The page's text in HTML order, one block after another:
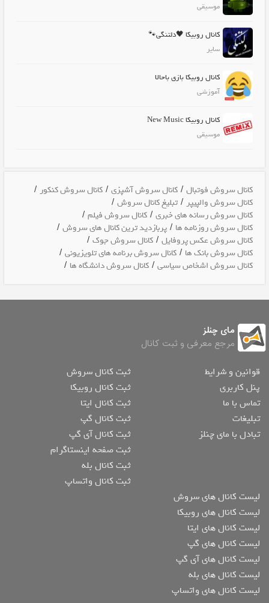
موسیقی
کانال روبیکا 🖤دلتنگی🐾
سایر
کانال روبیکا بازی باحالا
آموزشی
کانال روبیکا New Music
موسیقی
کانال سروش فوتبال /کانال سروش آشپزی /کانال سروش کنکور /
کانال سروش والپیپر /تبلیغ کانال سروش /
کانال سروش رسانه های خبری /کانال سروش فیلم /
کانال سروش روزنامه ها /پربازدید ترین کانال های سروش /
کانال سروش عکس پروفایل /کانال سروش جوک /
کانال سروش بانک ها /کانال سروش برنامه های تلویزیونی /
کانال سروش اشخاص سیاسی /کانال سروش دانشگاه ها /
مای چنلز
مرجع معرفی و ثبت کانال
قوانین و شرایط
پنل کاربری
تماس با ما
تبلیغات
تبادل با مای چنلز
ثبت کانال سروش
ثبت کانال روبیکا
ثبت کانال ایتا
ثبت کانال گپ
ثبت کانال آی گپ
ثبت صفحه اینستاگرام
ثبت کانال بله
ثبت کانال واتساپ
لیست کانال های سروش
لیست کانال های روبیکا
لیست کانال های ایتا
لیست کانال های گپ
لیست کانال های آی گپ
لیست کانال های بله
لیست کانال های واتساپ